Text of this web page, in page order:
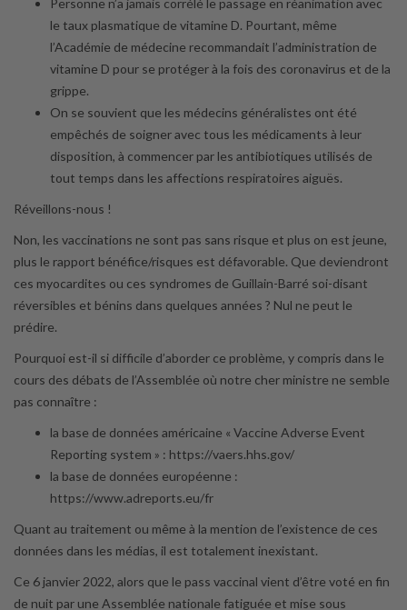
Personne n’a jamais corrélé le passage en réanimation avec
le taux plasmatique de vitamine D. Pourtant, même
l’Académie de médecine recommandait l’administration de
vitamine D pour se protéger à la fois des coronavirus et de la
grippe.
On se souvient que les médecins généralistes ont été
empêchés de soigner avec tous les médicaments à leur
disposition, à commencer par les antibiotiques utilisés de
tout temps dans les affections respiratoires aiguës.
Réveillons-nous !
Non, les vaccinations ne sont pas sans risque et plus on est jeune,
plus le rapport bénéfice/risques est défavorable. Que deviendront
ces myocardites ou ces syndromes de Guillain-Barré soi-disant
réversibles et bénins dans quelques années ? Nul ne peut le
prédire.
Pourquoi est-il si difficile d’aborder ce problème, y compris dans le
cours des débats de l’Assemblée où notre cher ministre ne semble
pas connaître :
la base de données américaine « Vaccine Adverse Event
Reporting system » : https://vaers.hhs.gov/
la base de données européenne :
https://www.adreports.eu/fr
Quant au traitement ou même à la mention de l’existence de ces
données dans les médias, il est totalement inexistant.
Ce 6 janvier 2022, alors que le pass vaccinal vient d’être voté en fin
de nuit par une Assemblée nationale fatiguée et mise sous